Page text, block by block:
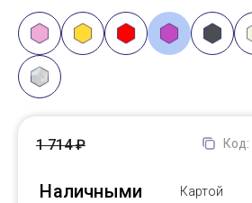
Код:
Наличными Картой
1 714 ₽